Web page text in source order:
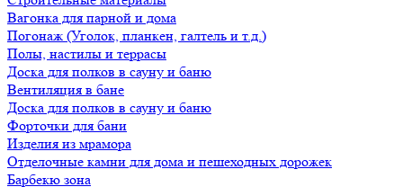
Вагонка для парной и дома
Погонаж (Уголок, планкен, галтель и т.д.)
Полы, настилы и террасы
Доска для полков в сауну и баню
Вентиляция в бане
Доска для полков в сауну и баню
Форточки для бани
Изделия из мрамора
Отделочные камни для дома и пешеходных дорожек
Барбекю зона